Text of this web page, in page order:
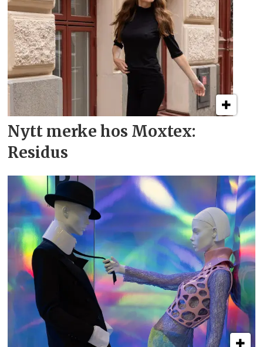
Nytt merke hos Moxtex:
Residus